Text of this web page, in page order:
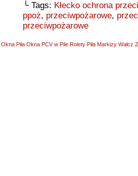
└ Tags: Kłecko ochrona
ppoż, przeciwpożarowe,
przeciwpożarowe
Okna Piła Okna PCV w Pile Rolety Piła Markizy Wałcz